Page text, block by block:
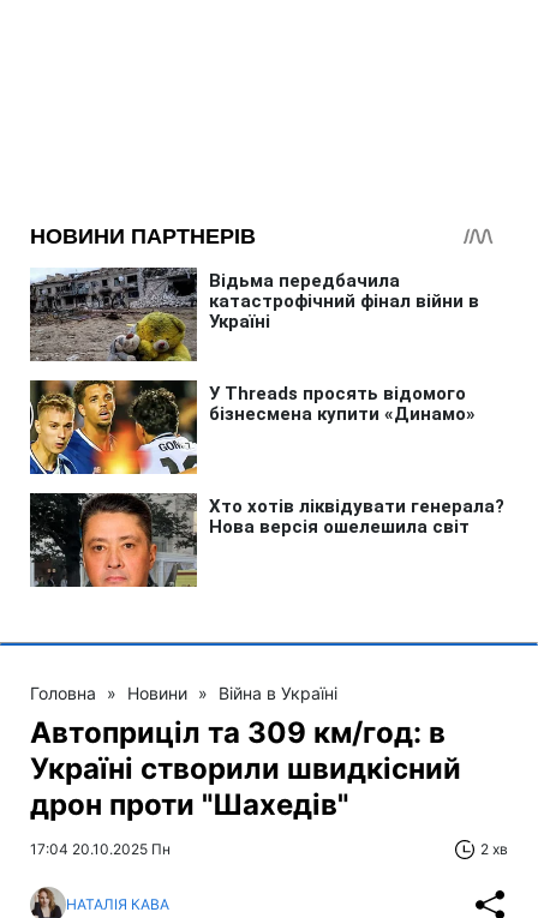
Головна » Новини » Війна в Україні
Автоприціл та 309 км/год: в
Україні створили швидкісний
дрон проти "Шахедів"
17:04 20.10.2025 Пн 2 хв
НАТАЛІЯ КАВА